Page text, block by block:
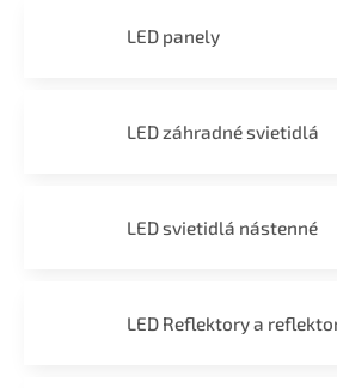
LED panely
LED záhradné svietidlá
LED svietidlá nástenné
LED Reflektory a